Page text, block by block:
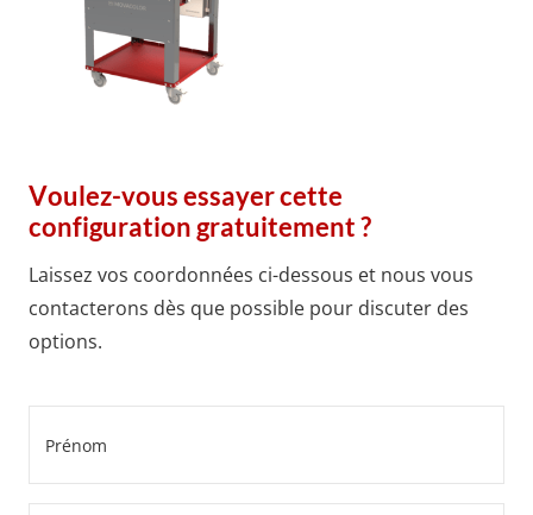
Voulez-vous essayer cette
configuration gratuitement ?
Laissez vos coordonnées ci-dessous et nous vous
contacterons dès que possible pour discuter des
options.
name
*